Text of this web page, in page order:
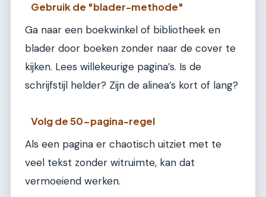
Gebruik de "blader-methode"
Ga naar een boekwinkel of bibliotheek en
blader door boeken zonder naar de cover te
kijken. Lees willekeurige pagina’s. Is de
schrijfstijl helder? Zijn de alinea’s kort of lang?
Volg de 50-pagina-regel
Als een pagina er chaotisch uitziet met te
veel tekst zonder witruimte, kan dat
vermoeiend werken.